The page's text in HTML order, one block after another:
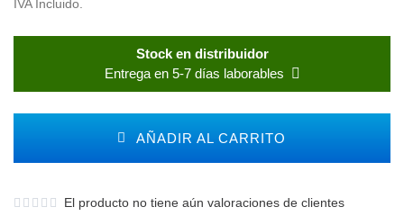
IVA Incluido.
Stock en distribuidor
Entrega en 5-7 días laborables
AÑADIR AL CARRITO
El producto no tiene aún valoraciones de clientes